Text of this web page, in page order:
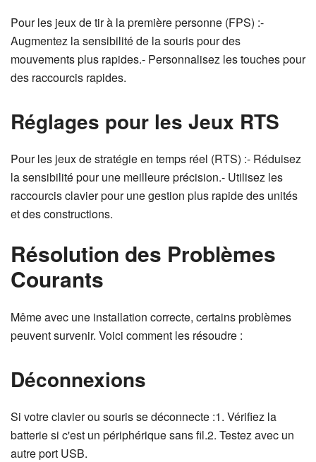
Pour les jeux de tir à la première personne (FPS) :-
Augmentez la sensibilité de la souris pour des
mouvements plus rapides.- Personnalisez les touches pour
des raccourcis rapides.
Réglages pour les Jeux RTS
Pour les jeux de stratégie en temps réel (RTS) :- Réduisez
la sensibilité pour une meilleure précision.- Utilisez les
raccourcis clavier pour une gestion plus rapide des unités
et des constructions.
Résolution des Problèmes
Courants
Même avec une installation correcte, certains problèmes
peuvent survenir. Voici comment les résoudre :
Déconnexions
Si votre clavier ou souris se déconnecte :1. Vérifiez la
batterie si c'est un périphérique sans fil.2. Testez avec un
autre port USB.